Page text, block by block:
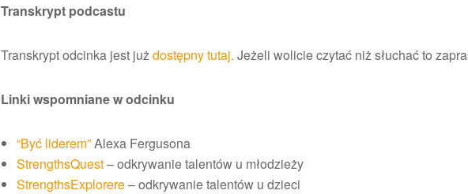
Transkrypt podcastu
Transkrypt odcinka jest jużdostępny tutaj. Jeżeli wolicie czytać niż słuchać to
Linki wspomniane w odcinku
“Być liderem”Alexa Fergusona
StrengthsQuest– odkrywanie talentów u młodzieży
StrengthsExplorere– odkrywanie talentów u dzieci